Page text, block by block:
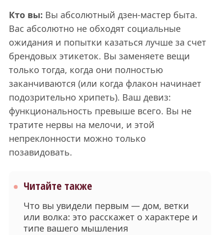
Кто вы: Вы абсолютный дзен-мастер быта.
Вас абсолютно не обходят социальные
ожидания и попытки казаться лучше за счет
брендовых этикеток. Вы заменяете вещи
только тогда, когда они полностью
заканчиваются (или когда флакон начинает
подозрительно хрипеть). Ваш девиз:
функциональность превыше всего. Вы не
тратите нервы на мелочи, и этой
непреклонности можно только
позавидовать.
Читайте также
Что вы увидели первым — дом, ветки
или волка: это расскажет о характере и
типе вашего мышления